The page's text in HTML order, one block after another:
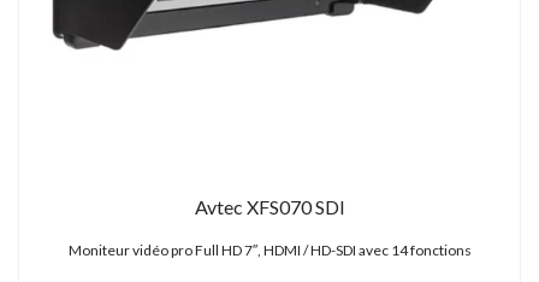
Avtec XFS070 SDI
Moniteur vidéo pro Full HD 7″, HDMI / HD-SDI avec 14 fonctions